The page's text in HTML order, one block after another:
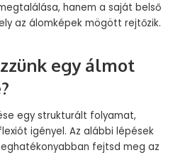
hanem a saját belső
az álomképek mögött rejtőzik.
egy álmot
egy strukturált folyamat,
igényel. Az alábbi lépések
fejtsd meg az